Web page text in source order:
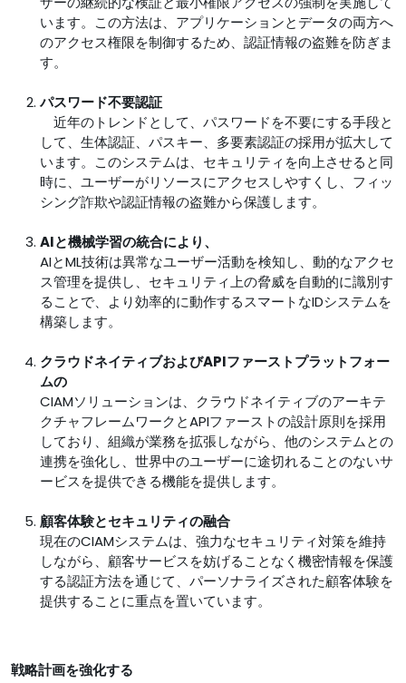
います。この方法は、アプリケーションとデータの両方へ
のアクセス権限を制御するため、認証情報の盗難を防ぎま
す。
パスワード不要認証
近年のトレンドとして、パスワードを不要にする手段と
して、生体認証、パスキー、多要素認証の採用が拡大して
います。このシステムは、セキュリティを向上させると同
時に、ユーザーがリソースにアクセスしやすくし、フィッ
シング詐欺や認証情報の盗難から保護します。
AIと機械学習の統合により、
AIとML技術は異常なユーザー活動を検知し、動的なアクセ
ス管理を提供し、セキュリティ上の脅威を自動的に識別す
ることで、より効率的に動作するスマートなIDシステムを
構築します。
クラウドネイティブおよびAPIファーストプラットフォー
ムの
CIAMソリューションは、クラウドネイティブのアーキテ
クチャフレームワークとAPIファーストの設計原則を採用
しており、組織が業務を拡張しながら、他のシステムとの
連携を強化し、世界中のユーザーに途切れることのないサ
ービスを提供できる機能を提供します。
顧客体験とセキュリティの融合
現在のCIAMシステムは、強力なセキュリティ対策を維持
しながら、顧客サービスを妨げることなく機密情報を保護
する認証方法を通じて、パーソナライズされた顧客体験を
提供することに重点を置いています。
戦略計画を強化する